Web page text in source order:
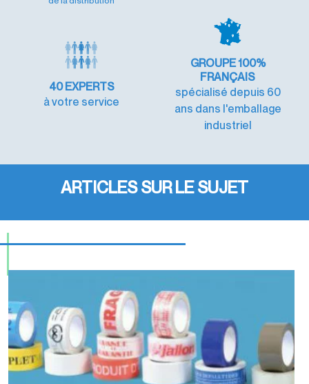
40 EXPERTS
à votre service
GROUPE 100%
FRANÇAIS
spécialisé depuis 60
ans dans l'emballage
industriel
ARTICLES SUR LE SUJET